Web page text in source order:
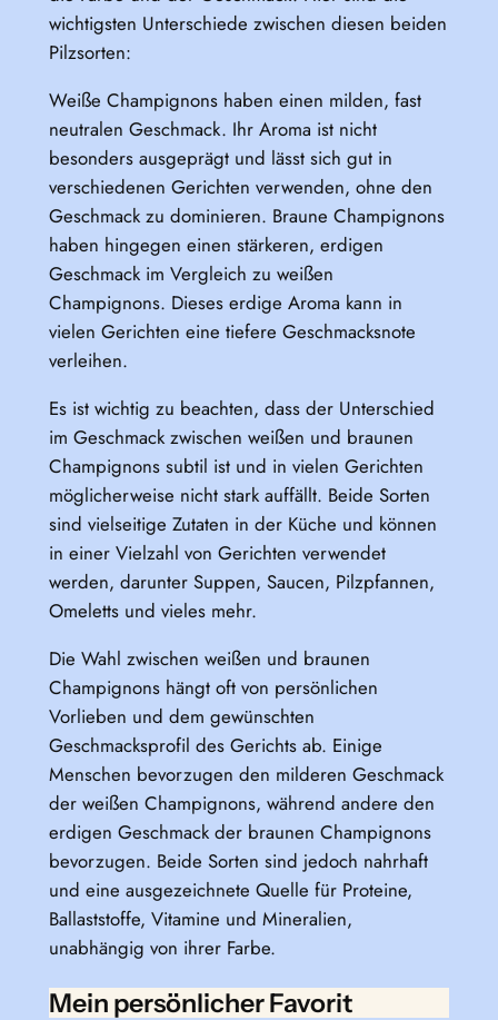
wichtigsten Unterschiede zwischen diesen beiden
Pilzsorten:
Weiße Champignons haben einen milden, fast
neutralen Geschmack. Ihr Aroma ist nicht
besonders ausgeprägt und lässt sich gut in
verschiedenen Gerichten verwenden, ohne den
Geschmack zu dominieren. Braune Champignons
haben hingegen einen stärkeren, erdigen
Geschmack im Vergleich zu weißen
Champignons. Dieses erdige Aroma kann in
vielen Gerichten eine tiefere Geschmacksnote
verleihen.
Es ist wichtig zu beachten, dass der Unterschied
im Geschmack zwischen weißen und braunen
Champignons subtil ist und in vielen Gerichten
möglicherweise nicht stark auffällt. Beide Sorten
sind vielseitige Zutaten in der Küche und können
in einer Vielzahl von Gerichten verwendet
werden, darunter Suppen, Saucen, Pilzpfannen,
Omeletts und vieles mehr.
Die Wahl zwischen weißen und braunen
Champignons hängt oft von persönlichen
Vorlieben und dem gewünschten
Geschmacksprofil des Gerichts ab. Einige
Menschen bevorzugen den milderen Geschmack
der weißen Champignons, während andere den
erdigen Geschmack der braunen Champignons
bevorzugen. Beide Sorten sind jedoch nahrhaft
und eine ausgezeichnete Quelle für Proteine,
Ballaststoffe, Vitamine und Mineralien,
unabhängig von ihrer Farbe.
Mein persönlicher Favorit